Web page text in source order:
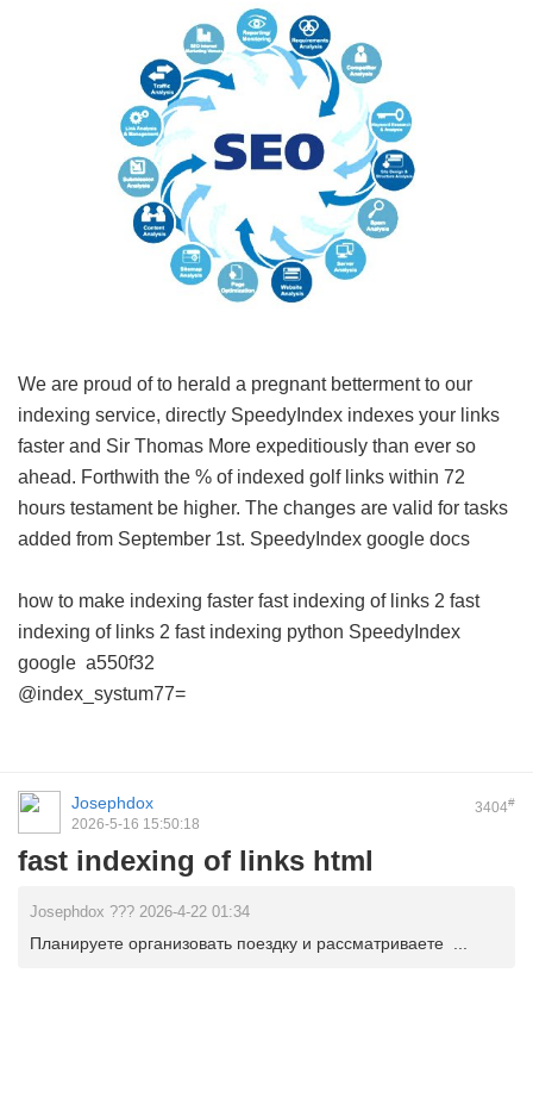
We are proud of to herald a pregnant betterment to our
indexing service, directly SpeedyIndex indexes your links
faster and Sir Thomas More expeditiously than ever so
ahead. Forthwith the % of indexed golf links within 72
hours testament be higher. The changes are valid for tasks
added from September 1st. SpeedyIndex google docs
how to make indexing faster fast indexing of links 2 fast
indexing of links 2 fast indexing python SpeedyIndex
google a550f32
@index_systum77=
3404#
Josephdox
2026-5-16 15:50:18
fast indexing of links html
Josephdox ??? 2026-4-22 01:34
Планируете организовать поездку и рассматриваете ...